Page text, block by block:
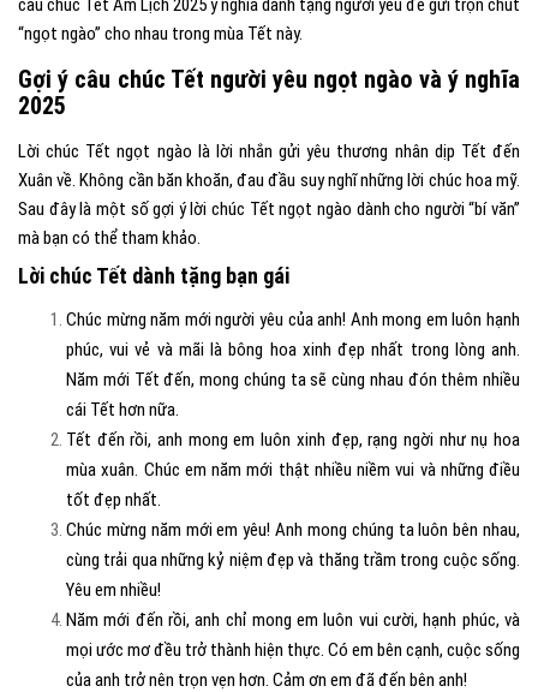
câu chúc Tết Âm Lịch 2025 ý nghĩa dành tặng người yêu để gửi trọn chút
“ngọt ngào” cho nhau trong mùa Tết này.
Gợi ý câu chúc Tết người yêu ngọt ngào và ý nghĩa
2025
Lời chúc Tết ngọt ngào là lời nhắn gửi yêu thương nhân dịp Tết đến
Xuân về. Không cần băn khoăn, đau đầu suy nghĩ những lời chúc hoa mỹ.
Sau đây là một số gợi ý lời chúc Tết ngọt ngào dành cho người “bí văn”
mà bạn có thể tham khảo.
Lời chúc Tết dành tặng bạn gái
Chúc mừng năm mới người yêu của anh! Anh mong em luôn hạnh
phúc, vui vẻ và mãi là bông hoa xinh đẹp nhất trong lòng anh.
Năm mới Tết đến, mong chúng ta sẽ cùng nhau đón thêm nhiều
cái Tết hơn nữa.
Tết đến rồi, anh mong em luôn xinh đẹp, rạng ngời như nụ hoa
mùa xuân. Chúc em năm mới thật nhiều niềm vui và những điều
tốt đẹp nhất.
Chúc mừng năm mới em yêu! Anh mong chúng ta luôn bên nhau,
cùng trải qua những kỷ niệm đẹp và thăng trầm trong cuộc sống.
Yêu em nhiều!
Năm mới đến rồi, anh chỉ mong em luôn vui cười, hạnh phúc, và
mọi ước mơ đều trở thành hiện thực. Có em bên cạnh, cuộc sống
của anh trở nên trọn vẹn hơn. Cảm ơn em đã đến bên anh!